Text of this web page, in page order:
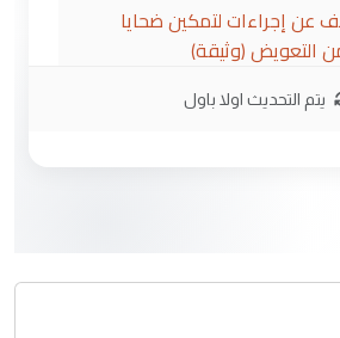
عن إجراءات لتمكين ضحايا
التعويض (وثيقة)
حسين
يتم التحديث اولا باول